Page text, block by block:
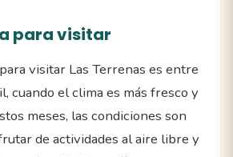
para visitar
visitar Las Terrenas es entre
cuando el clima es más fresco y
meses, las condiciones son
de actividades al aire libre y